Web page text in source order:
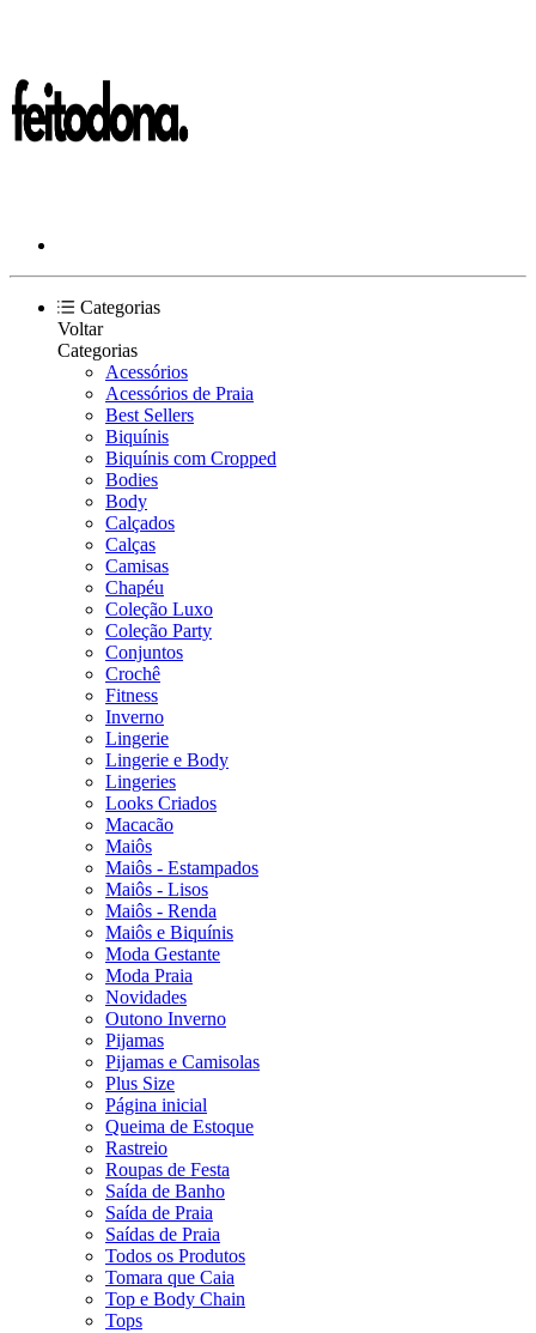
Categorias
Voltar
Categorias
Acessórios
Acessórios de Praia
Best Sellers
Biquínis
Biquínis com Cropped
Bodies
Body
Calçados
Calças
Camisas
Chapéu
Coleção Luxo
Coleção Party
Conjuntos
Crochê
Fitness
Inverno
Lingerie
Lingerie e Body
Lingeries
Looks Criados
Macacão
Maiôs
Maiôs - Estampados
Maiôs - Lisos
Maiôs - Renda
Maiôs e Biquínis
Moda Gestante
Moda Praia
Novidades
Outono Inverno
Pijamas
Pijamas e Camisolas
Plus Size
Página inicial
Queima de Estoque
Rastreio
Roupas de Festa
Saída de Banho
Saída de Praia
Saídas de Praia
Todos os Produtos
Tomara que Caia
Top e Body Chain
Tops